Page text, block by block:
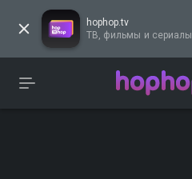
hophop.tv
ТВ, фильмы и сериалы